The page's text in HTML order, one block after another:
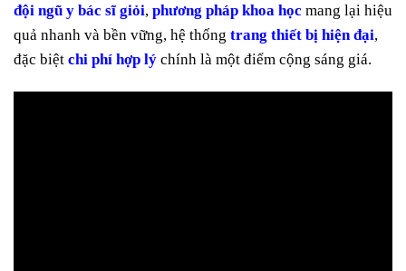
đội ngũ y bác sĩ giỏi, phương pháp khoa học mang lại hiệu
quả nhanh và bền vững, hệ thống trang thiết bị hiện đại,
đặc biệt chi phí hợp lý chính là một điểm cộng sáng giá.